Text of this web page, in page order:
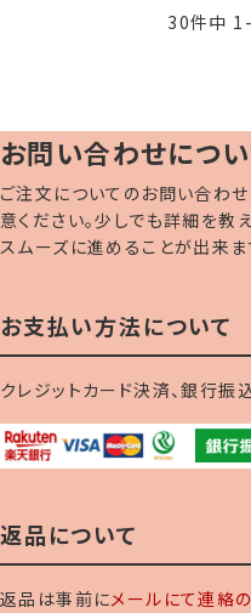
30件中 1 -
お問い合わせにつ
ご注文についてのお問い合わせ
意ください。少しでも詳細を教
スムーズに進めることが出来ま
お支払い方法について
クレジットカード決済、銀行振
返品について
返品は事前にメールにて連絡